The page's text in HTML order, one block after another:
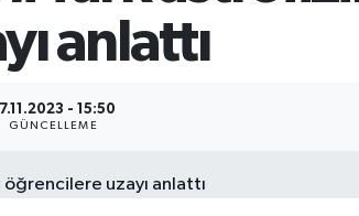
anlattı
- 15:50
GÜNCELLEME